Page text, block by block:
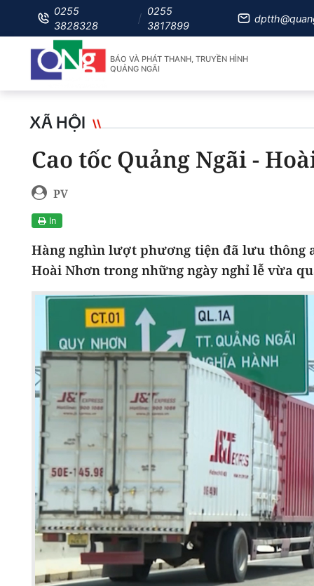
0255
3828328
0255
3817899
BÁO VÀ PHÁT THANH, TRUYỀN HÌNH
QUẢNG NGÃI
XÃ HỘI
Cao tốc Quảng Ngãi -
PV
In
Hàng nghìn lượt phương tiện đã lưu thông
Hoài Nhơn trong những ngày nghỉ lễ vừa